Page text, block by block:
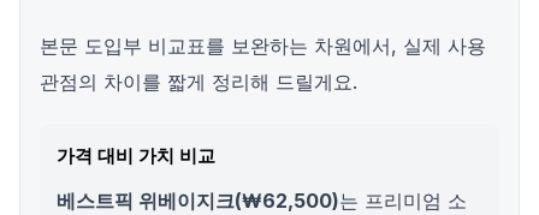
본문 도입부 비교표를 보완하는 차원에서, 실제 사용
관점의 차이를 짧게 정리해 드릴게요.
가격 대비 가치 비교
베스트픽 위베이지크(₩62,500)는 프리미엄 소